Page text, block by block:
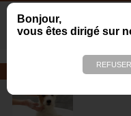
Bonjour,
vous êtes dirigé sur
des
SOINS ET SHAMPOOING